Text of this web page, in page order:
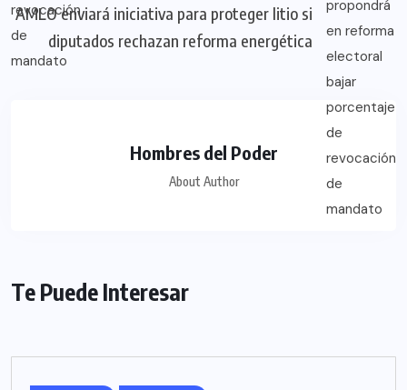
AMLO enviará iniciativa para proteger litio si
diputados rechazan reforma energética
Hombres del Poder
About Author
Te Puede Interesar